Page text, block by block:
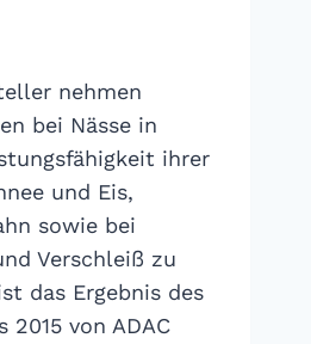
nehmen
bei Nässe in
ihrer
und Eis,
sowie bei
Verschleiß zu
das Ergebnis des
von ADAC